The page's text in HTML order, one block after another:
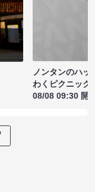
ノンタンのハッ
わくピクニック
08/08 09:30 開